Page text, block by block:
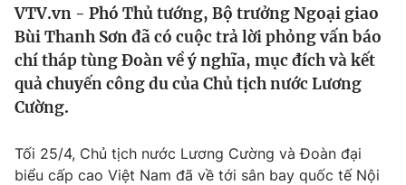
Thế giới
Tin tức
Thế giới đó đây
Câu chuyện quốc tế
Kinh tế
Tài chính
Góc doanh nghiệp
Dữ liệu và đời sống
Truyền hình
VTV.vn - Phó Thủ tướng, Bộ trưởng Ngoại giao
Bùi Thanh Sơn đã có cuộc trả lời phỏng vấn báo
chí tháp tùng Đoàn về ý nghĩa, mục đích và kết
quả chuyến công du của Chủ tịch nước Lương
Cường.
Tối 25/4, Chủ tịch nước Lương Cường và Đoàn đại
biểu cấp cao Việt Nam đã về tới sân bay quốc tế Nội